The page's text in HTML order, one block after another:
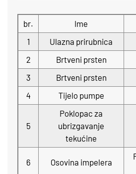
br. Ime
1
Ulazna prirubnica
2
Brtveni prsten
3
Brtveni prsten
4
Tijelo pumpe
5
Poklopac za
ubrizgavanje
tekućine
6 Osovina impelera